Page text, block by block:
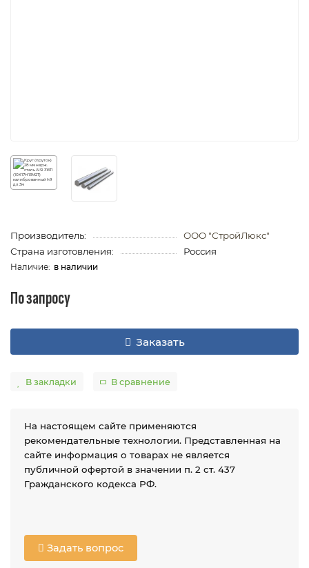
Производитель:
ООО "СтройЛюкс"
Страна изготовления:
Россия
в наличии
По запросу
Заказать
В закладки В сравнение
На настоящем сайте применяются
рекомендательные технологии. Представленная на
сайте информация о товарах не является
публичной офертой в значении п. 2 ст. 437
Гражданского кодекса РФ.
Задать вопрос